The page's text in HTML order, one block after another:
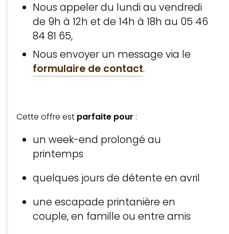
Nous appeler du lundi au vendredi
de 9h à 12h et de 14h à 18h au 05 46
84 81 65,
Nous envoyer un message via le
formulaire de contact.
Cette offre est parfaite pour :
un week-end prolongé au
printemps
quelques jours de détente en avril
une escapade printanière en
couple, en famille ou entre amis